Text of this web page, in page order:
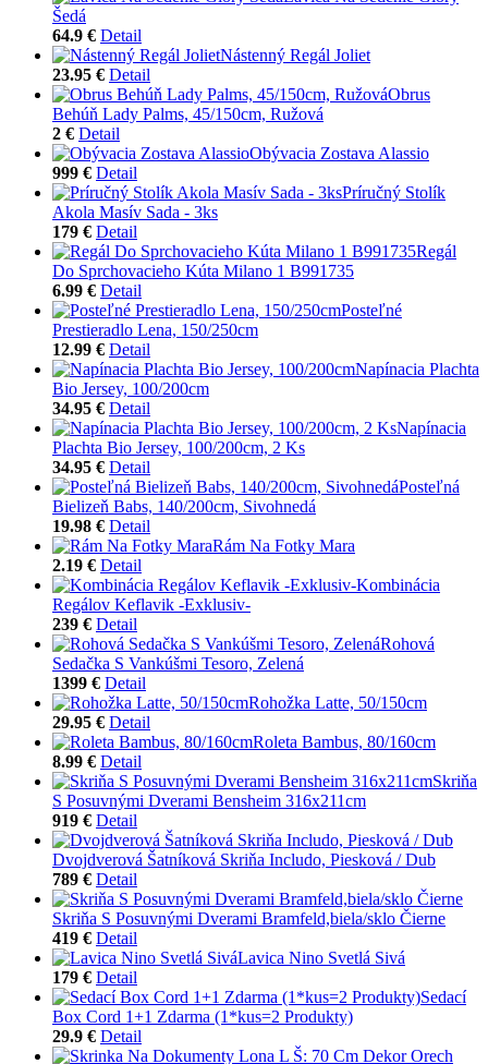
Šedá
64.9 € Detail
Nástenný Regál Joliet
23.95 € Detail
Obrus
Behúň Lady Palms, 45/150cm, Ružová
2 € Detail
Obývacia Zostava Alassio
999 € Detail
Príručný Stolík
Akola Masív Sada - 3ks
179 € Detail
Regál
Do Sprchovacieho Kúta Milano 1 B991735
6.99 € Detail
Posteľné
Prestieradlo Lena, 150/250cm
12.99 € Detail
Napínacia Plachta
Bio Jersey, 100/200cm
34.95 € Detail
Napínacia
Plachta Bio Jersey, 100/200cm, 2 Ks
34.95 € Detail
Posteľná
Bielizeň Babs, 140/200cm, Sivohnedá
19.98 € Detail
Rám Na Fotky Mara
2.19 € Detail
Kombinácia
Regálov Keflavik -Exklusiv-
239 € Detail
Rohová
Sedačka S Vankúšmi Tesoro, Zelená
1399 € Detail
Rohožka Latte, 50/150cm
29.95 € Detail
Roleta Bambus, 80/160cm
8.99 € Detail
Skriňa
S Posuvnými Dverami Bensheim 316x211cm
919 € Detail
Dvojdverová Šatníková Skriňa Includo, Piesková / Dub
789 € Detail
Skriňa S Posuvnými Dverami Bramfeld,biela/sklo Čierne
419 € Detail
Lavica Nino Svetlá Sivá
179 € Detail
Sedací
Box Cord 1+1 Zdarma (1*kus=2 Produkty)
29.9 € Detail